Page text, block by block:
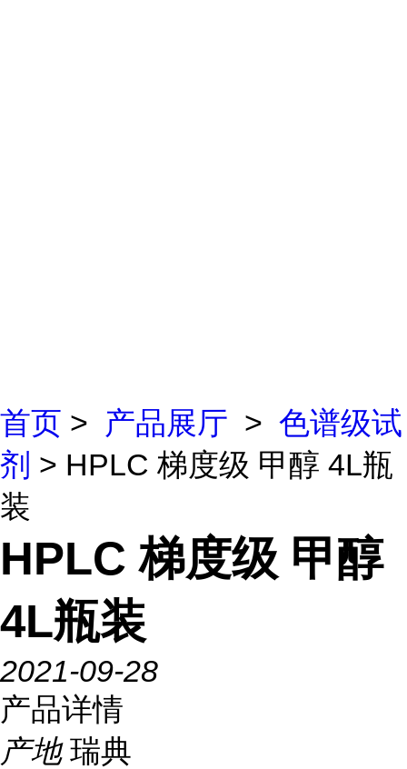
首页 > 产品展厅 > 色谱级试
剂 > HPLC 梯度级 甲醇 4L瓶
装
HPLC 梯度级 甲醇
4L瓶装
2021-09-28
产品详情
产地 瑞典